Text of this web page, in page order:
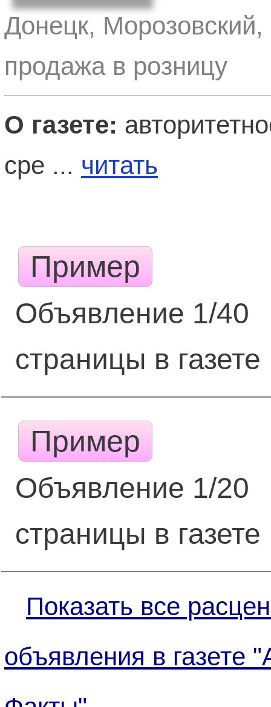
Донецк,
продажа в розницу
О газете:
сре ... читать
Пример
Объявление 1/40
страницы в газете
Пример
Объявление 1/20
страницы в газете
Показать все
объявления в газете